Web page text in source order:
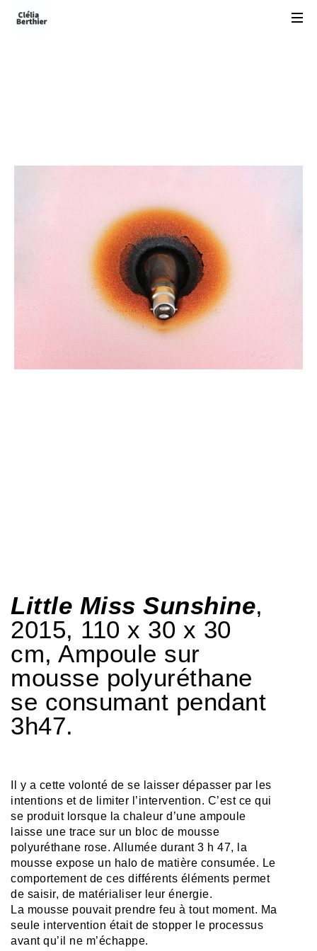
Little Miss Sunshine,
2015, 110 x 30 x 30
cm, Ampoule sur
mousse polyuréthane
se consumant pendant
3h47.
Il y a cette volonté de se laisser dépasser par les
intentions et de limiter l’intervention. C’est ce qui
se produit lorsque la chaleur d’une ampoule
laisse une trace sur un bloc de mousse
polyuréthane rose. Allumée durant 3 h 47, la
mousse expose un halo de matière consumée. Le
comportement de ces différents éléments permet
de saisir, de matérialiser leur énergie.
La mousse pouvait prendre feu à tout moment. Ma
seule intervention était de stopper le processus
avant qu’il ne m’échappe.